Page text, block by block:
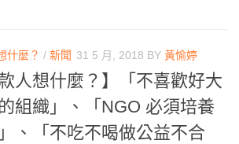
什麼？ / 新聞 31 5 月, 2018 BY 黃愉婷
款人想什麼？】「不喜歡好大
組織」、「NGO 必須培養
、「不吃不喝做公益不合